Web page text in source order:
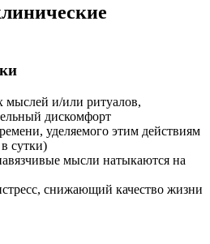
мыслей и/или ритуалов,
дискомфорт
уделяемого этим действиям
сутки)
мысли натыкаются на
снижающий качество жизни